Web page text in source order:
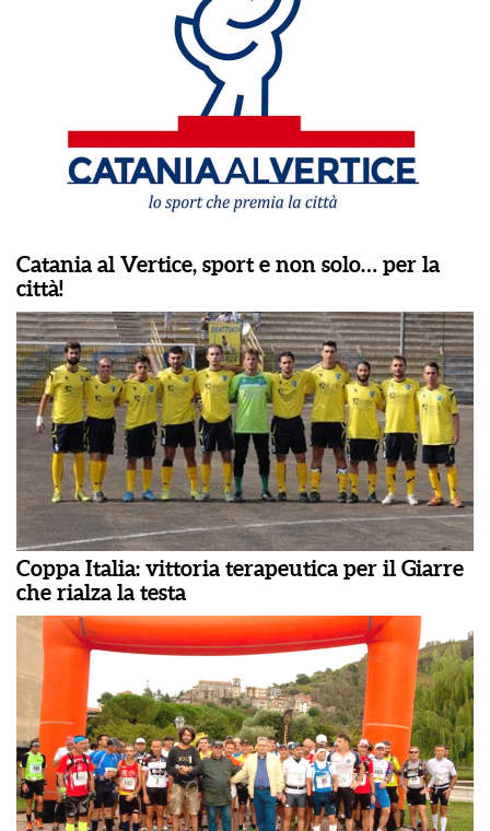
Catania al Vertice, sport e non solo… per la
città!
Coppa Italia: vittoria terapeutica per il Giarre
che rialza la testa